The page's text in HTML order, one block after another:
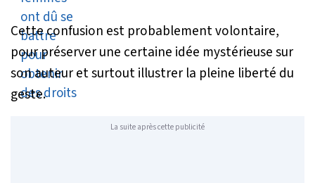
Cette confusion est probablement volontaire,
pour préserver une certaine idée mystérieuse sur
son auteur et surtout illustrer la pleine liberté du
geste.
La suite après cette publicité